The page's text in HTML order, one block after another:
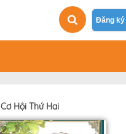
Đăng ký
Cơ Hội Thứ Hai